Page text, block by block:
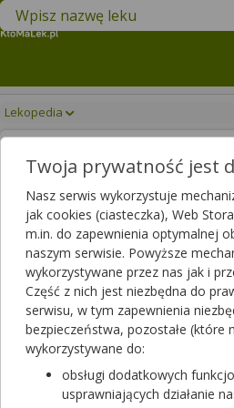
Znajdź lek w swojej okolicy
Lekopedia
EPIPEN SENIOR
EpiPen Senior
Twoja prywatność jest
Nasz serwis wykorzystuje
jak cookies (ciasteczka), Web
m.in. do zapewnienia optymalnej
naszym serwisie. Powyższe
wykorzystywane przez nas jak i
Część z nich jest niezbędna do
serwisu, w tym zapewnienia
bezpieczeństwa, pozostałe (które
wykorzystywane do:
obsługi dodatkowych
usprawniających działanie